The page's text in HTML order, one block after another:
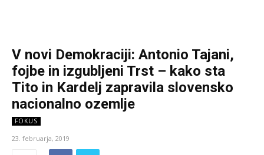
V novi Demokraciji: Antonio Tajani,
fojbe in izgubljeni Trst – kako sta
Tito in Kardelj zapravila slovensko
nacionalno ozemlje
FOKUS
23. februarja, 2019